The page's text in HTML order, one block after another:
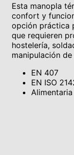
Esta manopla
confort y
opción práctica
que requieren
hostelería,
manipulación
EN 407
EN ISO
Alimentaria